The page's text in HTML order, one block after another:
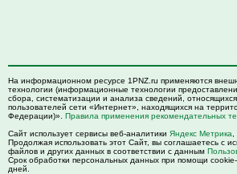
На информационном ресурсе 1PNZ.ru применяются
технологии (информационные технологии
сбора, систематизации и анализа сведений,
пользователей сети «Интернет», находящихся на
Федерации)». Правила применения рекомендательных
Сайт использует сервисы веб-аналитики Яндекс Метрика
Продолжая использовать этот Сайт, вы соглашаетесь с
файлов и других данных в соответствии с данным
Срок обработки персональных данных при помощи
дней.